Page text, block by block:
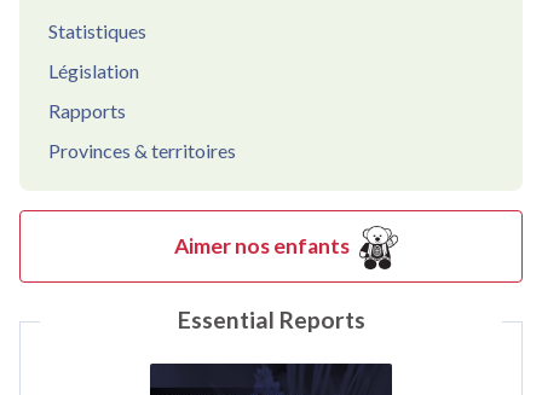
Statistiques
Législation
Rapports
Provinces & territoires
Aimer nos enfants
Essential Reports